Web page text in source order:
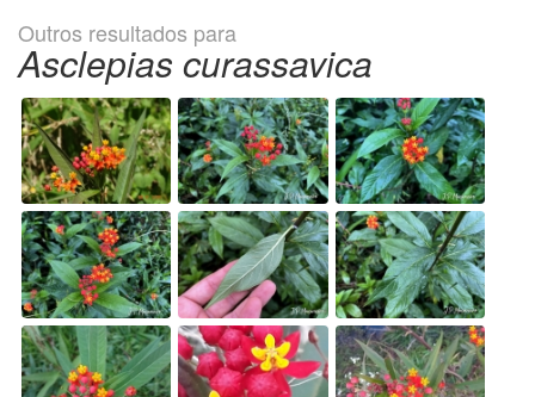
Outros resultados para
Asclepias curassavica